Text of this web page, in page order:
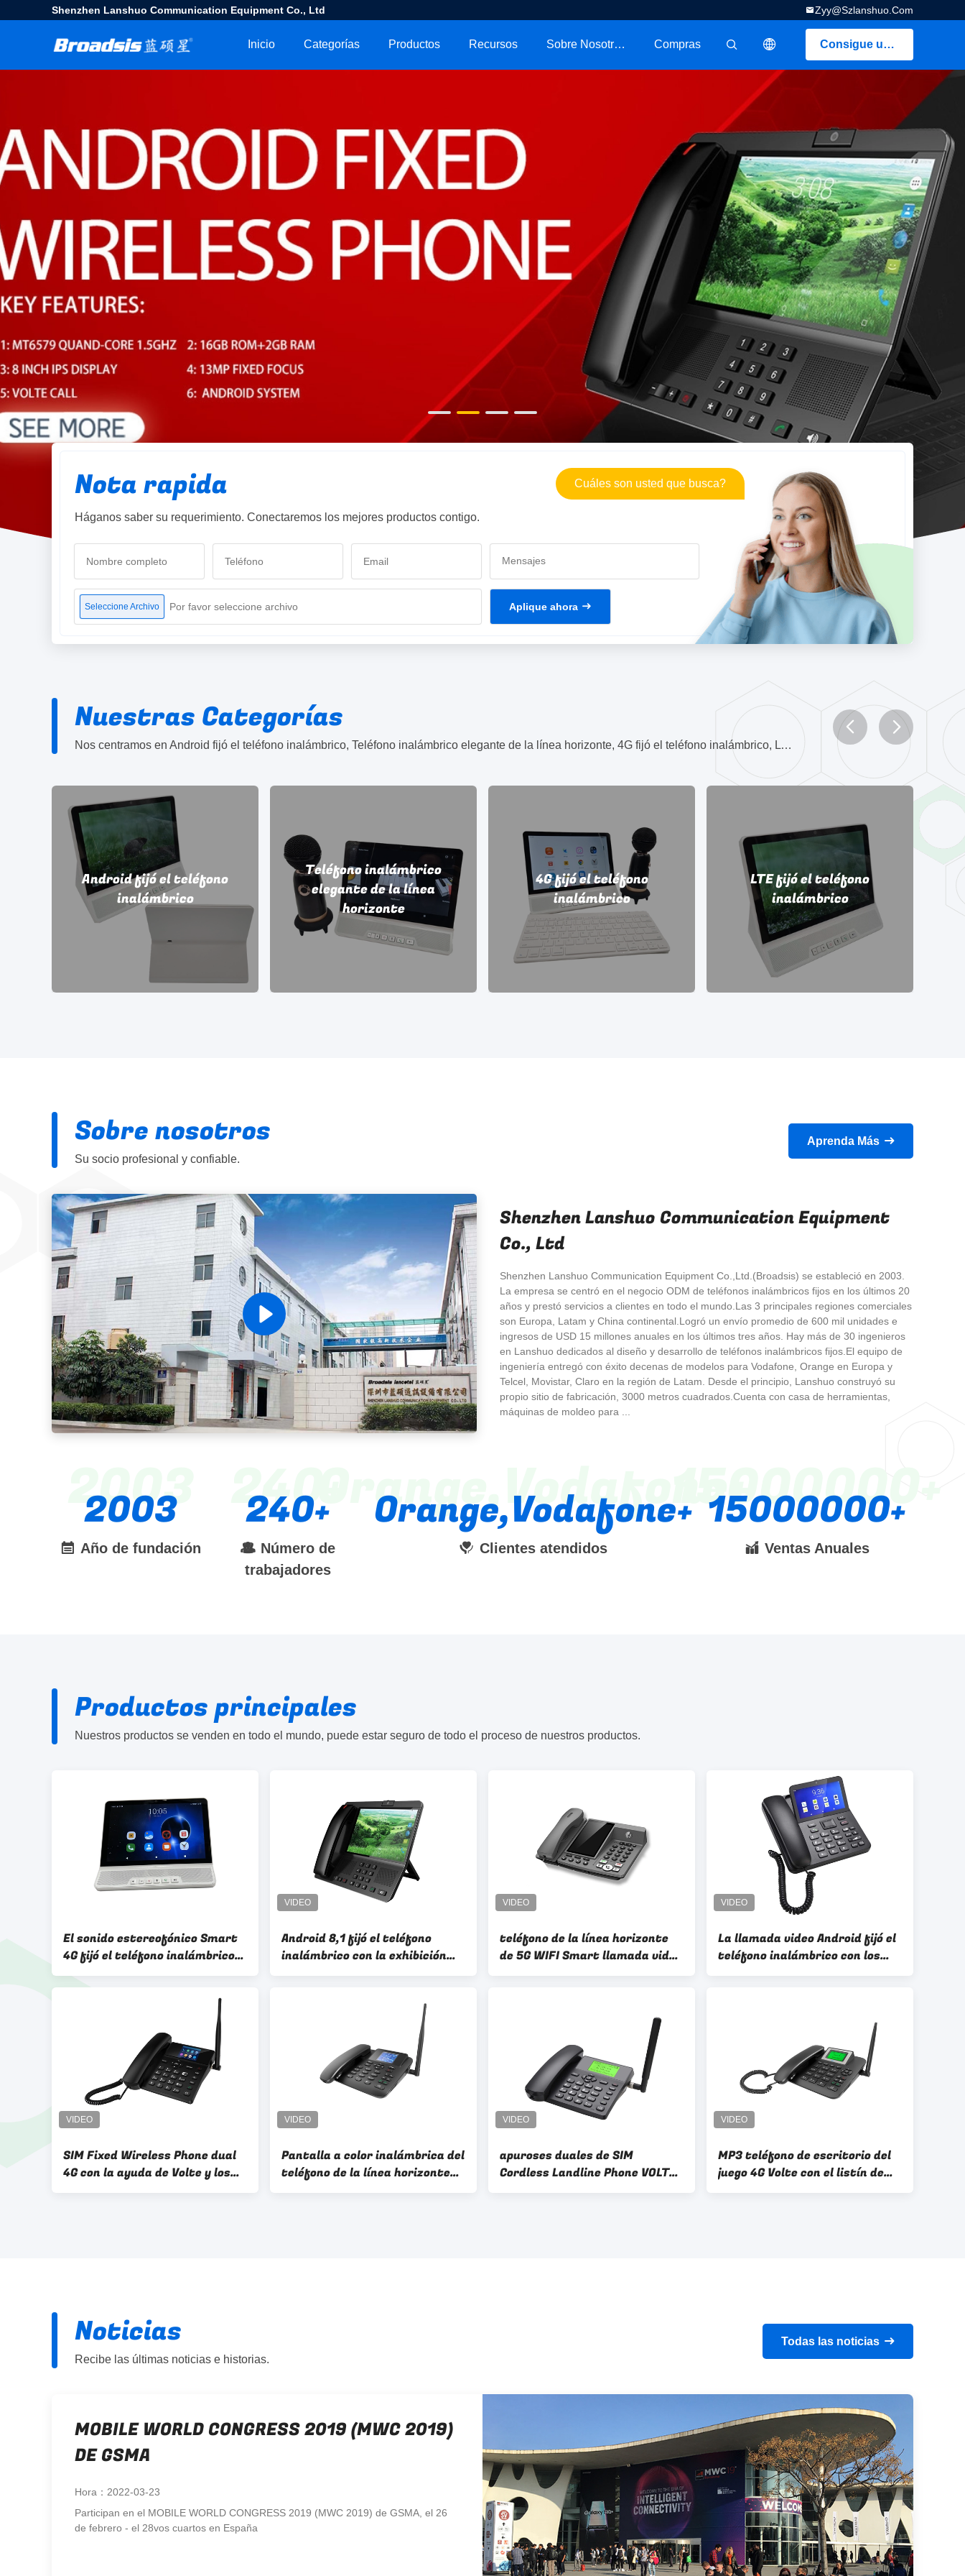
Shenzhen Lanshuo Communication Equipment Co., Ltd Zyy@szlanshuo.com
Consigue una cotización
描述
Inicio Categorías Productos Recursos Sobre Nosotros Compras
Cuáles son usted que busca?
Nota rapida
Háganos saber su requerimiento. Conectaremos los mejores productos contigo.
Seleccione Archivo Por favor seleccione archivo Aplique ahora
Nuestras Categorías
Nos centramos en Android fijó el teléfono inalámbrico, Teléfono inalámbrico elegante de la línea horizonte, 4G fijó el teléfono inalámbrico, LTE fijó el teléfono inalámbrico productos y así sucesivamente
Android fijó el teléfono
inalámbrico
Teléfono inalámbrico
elegante de la línea
horizonte
4G fijó el teléfono
inalámbrico
LTE fijó el teléfono
inalámbrico
Sobre nosotros
Su socio profesional y confiable.
Aprenda Más
Shenzhen Lanshuo Communication Equipment
Co., Ltd
Shenzhen Lanshuo Communication Equipment Co.,Ltd.(Broadsis) se estableció en 2003.
La empresa se centró en el negocio ODM de teléfonos inalámbricos fijos en los últimos 20
años y prestó servicios a clientes en todo el mundo.Las 3 principales regiones comerciales
son Europa, Latam y China continental.Logró un envío promedio de 600 mil unidades e
ingresos de USD 15 millones anuales en los últimos tres años. Hay más de 30 ingenieros
en Lanshuo dedicados al diseño y desarrollo de teléfonos inalámbricos fijos.El equipo de
ingeniería entregó con éxito decenas de modelos para Vodafone, Orange en Europa y
Telcel, Movistar, Claro en la región de Latam. Desde el principio, Lanshuo construyó su
propio sitio de fabricación, 3000 metros cuadrados.Cuenta con casa de herramientas,
máquinas de moldeo para ...
2003
2003
Año de fundación
240
240
Número de
trabajadores
Orange,Vodafone
Orange,Vodafone
Clientes atendidos
15000000
15000000
Ventas Anuales
Productos principales
Nuestros productos se venden en todo el mundo, puede estar seguro de todo el proceso de nuestros productos.
El sonido estereofónico Smart
4G fijó el teléfono inalámbrico
pantalla LCD de 10 pulgadas
Android 8,1 fijó el teléfono
inalámbrico con la exhibición
teléfono de la línea horizonte
de 5G WIFI Smart llamada video
La llamada video Android fijó el
teléfono inalámbrico con los
SIM Fixed Wireless Phone dual
4G con la ayuda de Volte y los
Pantalla a color inalámbrica del
teléfono de la línea horizonte
apuroses duales de SIM
Cordless Landline Phone VOLTE
MP3 teléfono de escritorio del
juego 4G Volte con el listín de
Noticias
Recibe las últimas noticias e historias.
Todas las noticias
MOBILE WORLD CONGRESS 2019 (MWC 2019)
DE GSMA
Hora：2022-03-23
Participan en el MOBILE WORLD CONGRESS 2019 (MWC 2019) de GSMA, el 26
de febrero - el 28vos cuartos en España